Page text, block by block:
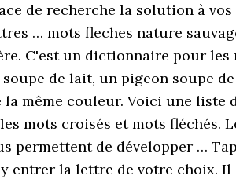
de recherche la solution à
… mots fleches nature
C'est un dictionnaire pour les
de lait, un pigeon soupe
même couleur. Voici une liste
mots croisés et mots fléchés.
permettent de développer …
entrer la lettre de votre choix.